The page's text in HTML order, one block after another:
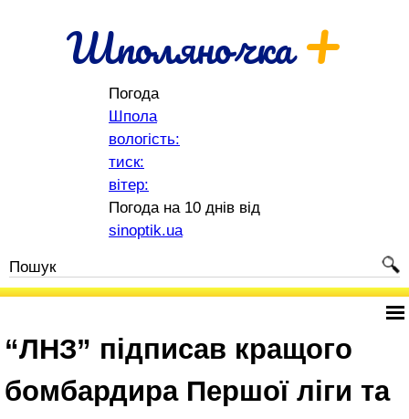
Шполяночка+
Погода
Шпола
вологість:
тиск:
вітер:
Погода на 10 днів від
sinoptik.ua
“ЛНЗ” підписав кращого
бомбардира Першої ліги та